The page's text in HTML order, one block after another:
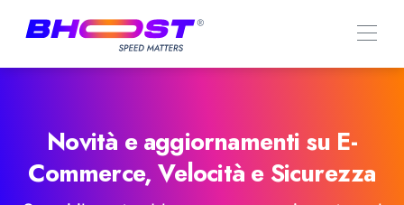
Novità e aggiornamenti su E-
Commerce, Velocità e Sicurezza